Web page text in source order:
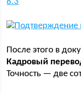
После этого в
Кадровый
Точность — две